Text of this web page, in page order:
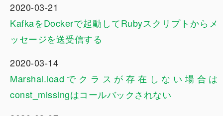
2020-03-21
KafkaをDockerで起動してRubyスクリプトからメ
ッセージを送受信する
2020-03-14
Marshal.loadでクラスが存在しない場合は
const_missingはコールバックされない